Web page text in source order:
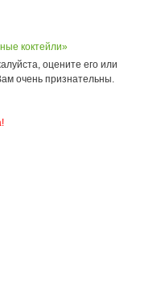
коктейли»
оцените его или
очень признательны.